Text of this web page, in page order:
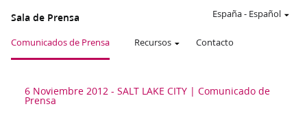
Sala de Prensa
Comunicados de Prensa Recursos Contacto
España- Español
6 Noviembre 2012 - SALT LAKE CITY Comunicado de
Prensa